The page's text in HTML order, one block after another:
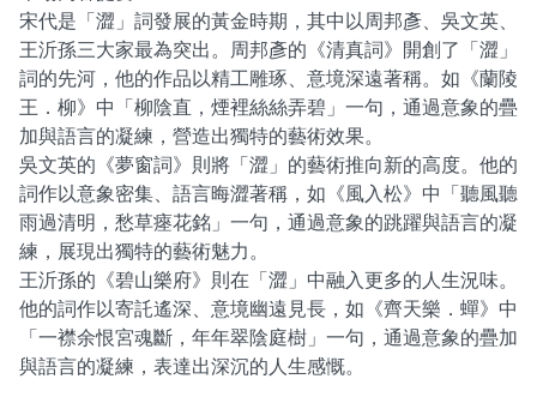
宋代是「澀」詞發展的黃金時期，其中以周邦彥、吳文英、
王沂孫三大家最為突出。周邦彥的《清真詞》開創了「澀」
詞的先河，他的作品以精工雕琢、意境深遠著稱。如《蘭陵
王．柳》中「柳陰直，煙裡絲絲弄碧」一句，通過意象的疊
加與語言的凝練，營造出獨特的藝術效果。
吳文英的《夢窗詞》則將「澀」的藝術推向新的高度。他的
詞作以意象密集、語言晦澀著稱，如《風入松》中「聽風聽
雨過清明，愁草瘞花銘」一句，通過意象的跳躍與語言的凝
練，展現出獨特的藝術魅力。
王沂孫的《碧山樂府》則在「澀」中融入更多的人生況味。
他的詞作以寄託遙深、意境幽遠見長，如《齊天樂．蟬》中
「一襟余恨宮魂斷，年年翠陰庭樹」一句，通過意象的疊加
與語言的凝練，表達出深沉的人生感慨。